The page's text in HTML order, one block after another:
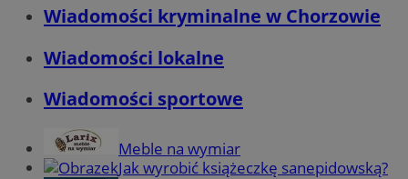
Wiadomości kryminalne w Chorzowie
Wiadomości lokalne
Wiadomości sportowe
Meble na wymiar
Jak wyrobić książeczkę sanepidowską?